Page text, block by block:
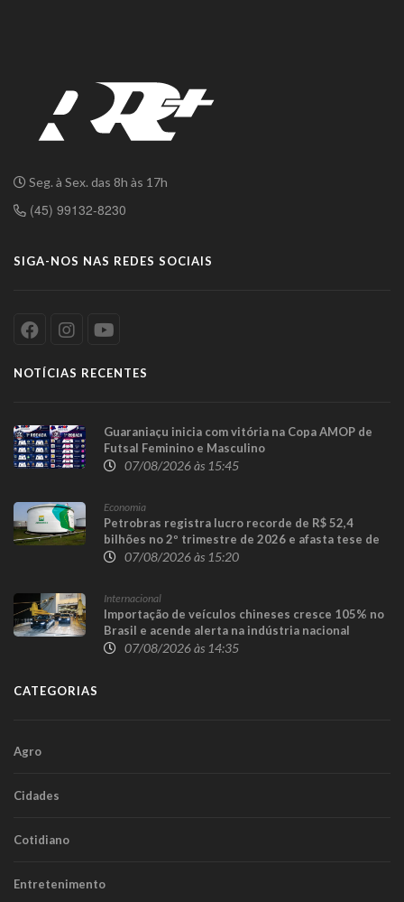
Seg. à Sex. das 8h às 17h
(45) 99132-8230
SIGA-NOS NAS REDES SOCIAIS
NOTÍCIAS RECENTES
Guaraniaçu inicia com vitória na Copa AMOP de
Futsal Feminino e Masculino
07/08/2026 às 15:45
Economia
Petrobras registra lucro recorde de R$ 52,4
bilhões no 2º trimestre de 2026 e afasta tese de
defasagem nos combustíveis
07/08/2026 às 15:20
Internacional
Importação de veículos chineses cresce 105% no
Brasil e acende alerta na indústria nacional
07/08/2026 às 14:35
CATEGORIAS
Agro
Cidades
Cotidiano
Entretenimento